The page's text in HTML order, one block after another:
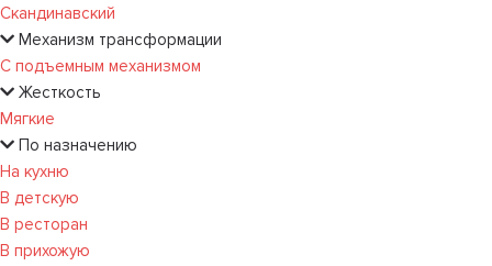
Скандинавский
Механизм трансформации
С подъемным механизмом
Жесткость
Мягкие
По назначению
На кухню
В детскую
В ресторан
В прихожую